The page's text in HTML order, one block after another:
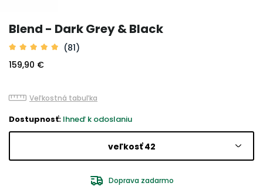
Blend - Dark Grey & Black
(81)
159,90 €
Veľkostná tabuľka
Dostupnosť: Ihneď k odoslaniu
veľkosť 42
Doprava zadarmo